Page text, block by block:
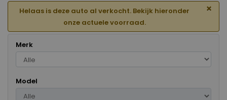
Helaas is deze auto al verkocht. Bekijk hieronder
onze actuele voorraad.
×
Merk
Model